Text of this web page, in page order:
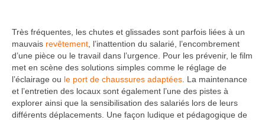
Très fréquentes, les chutes et glissades sont parfois liées à un
mauvais revêtement , l’inattention du salarié, l’encombrement
d’une pièce ou le travail dans l’urgence. Pour les prévenir, le film
met en scène des solutions simples comme le réglage de
l’éclairage ou le port de chaussures adaptées . La maintenance
et l’entretien des locaux sont également l’une des pistes à
explorer ainsi que la sensibilisation des salariés lors de leurs
différents déplacements. Une façon ludique et pédagogique de